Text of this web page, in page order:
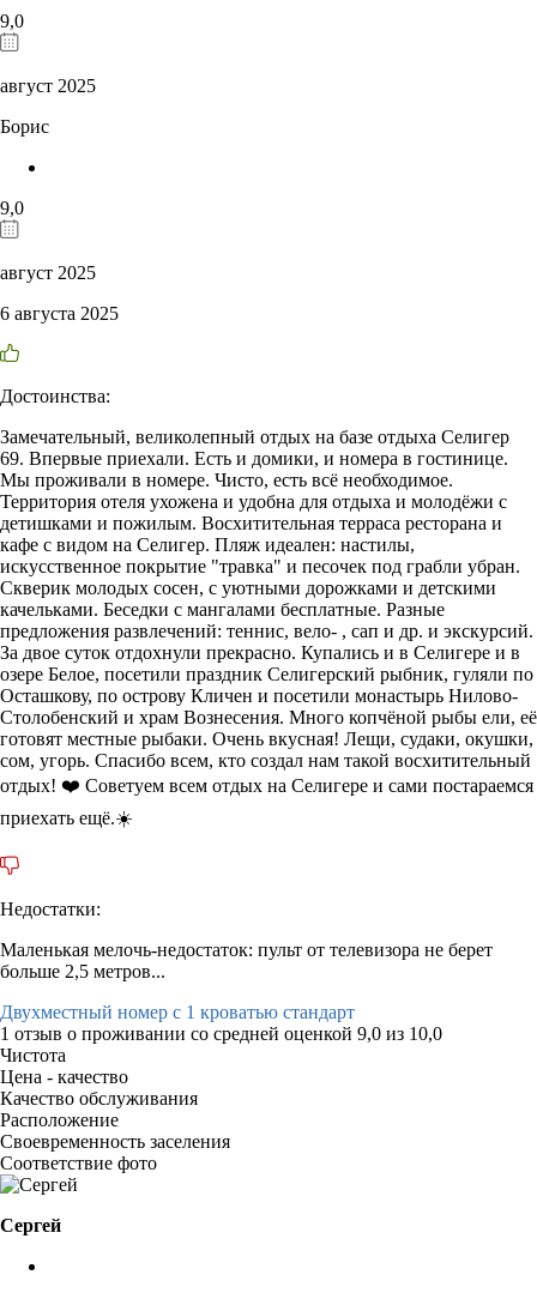
9,0
август 2025
Борис
9,0
август 2025
6 августа 2025
Достоинства:
Замечательный, великолепный отдых на базе отдыха Селигер
69. Впервые приехали. Есть и домики, и номера в гостинице.
Мы проживали в номере. Чисто, есть всё необходимое.
Территория отеля ухожена и удобна для отдыха и молодёжи с
детишками и пожилым. Восхитительная терраса ресторана и
кафе с видом на Селигер. Пляж идеален: настилы,
искусственное покрытие "травка" и песочек под грабли убран.
Скверик молодых сосен, с уютными дорожками и детскими
качельками. Беседки с мангалами бесплатные. Разные
предложения развлечений: теннис, вело- , сап и др. и экскурсий.
За двое суток отдохнули прекрасно. Купались и в Селигере и в
озере Белое, посетили праздник Селигерский рыбник, гуляли по
Осташкову, по острову Кличен и посетили монастырь Нилово-
Столобенский и храм Вознесения. Много копчёной рыбы ели, её
готовят местные рыбаки. Очень вкусная! Лещи, судаки, окушки,
сом, угорь. Спасибо всем, кто создал нам такой восхитительный
отдых! ❤️ Советуем всем отдых на Селигере и сами постараемся
приехать ещё.☀️
Недостатки:
Маленькая мелочь-недостаток: пульт от телевизора не берет
больше 2,5 метров...
Двухместный номер с 1 кроватью стандарт
1 отзыв о проживании со средней оценкой 9,0 из 10,0
Чистота
Цена - качество
Качество обслуживания
Расположение
Своевременность заселения
Соответствие фото
Сергей